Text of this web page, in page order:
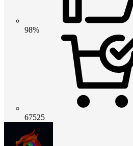
98%
67525